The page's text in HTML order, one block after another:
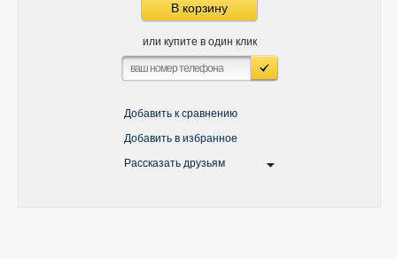
В корзину
или купите в один клик
Добавить к сравнению
Добавить в избранное
Рассказать друзьям